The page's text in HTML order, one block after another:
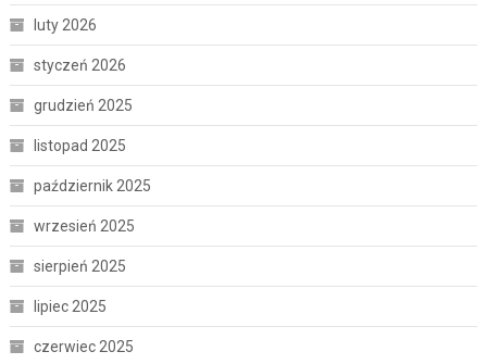
luty 2026
styczeń 2026
grudzień 2025
listopad 2025
październik 2025
wrzesień 2025
sierpień 2025
lipiec 2025
czerwiec 2025